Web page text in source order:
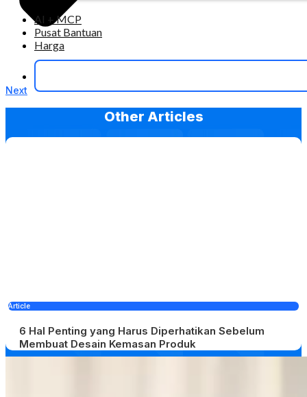
AI + MCP
Pusat Bantuan
Harga
Next
Other Articles
Article
6 Hal Penting yang Harus Diperhatikan Sebelum
Membuat Desain Kemasan Produk